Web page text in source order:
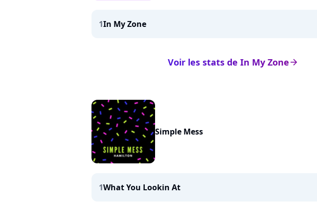
1In My Zone
arrow_right
Voir les stats de In My Zone
Simple Mess
1What You Lookin At